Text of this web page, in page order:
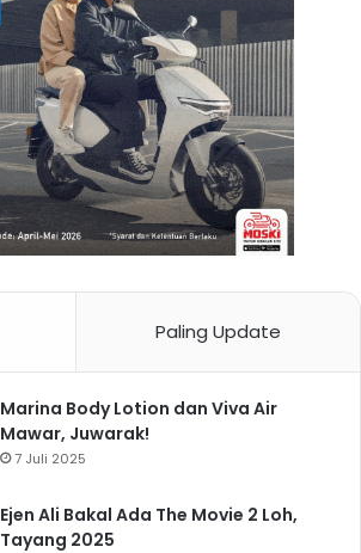
Paling Update
Marina Body Lotion dan Viva Air
Mawar, Juwarak!
7 Juli 2025
Ejen Ali Bakal Ada The Movie 2 Loh,
Tayang 2025